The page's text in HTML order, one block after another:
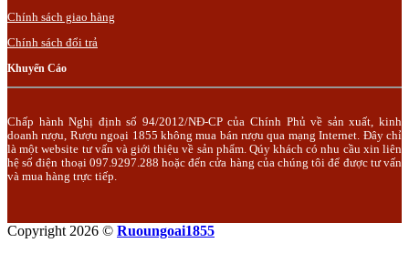
Chính sách giao hàng
Chính sách đổi trả
Khuyến Cáo
Chấp hành Nghị định số 94/2012/NĐ-CP của Chính Phủ về sản xuất, kinh
doanh rượu, Rượu ngoại 1855 không mua bán rượu qua mạng Internet. Đây chỉ
là một website tư vấn và giới thiệu về sản phẩm. Qúy khách có nhu cầu xin liên
hệ số điện thoại 097.9297.288 hoặc đến cửa hàng của chúng tôi để được tư vấn
và mua hàng trực tiếp.
Copyright 2026 © Ruoungoai1855